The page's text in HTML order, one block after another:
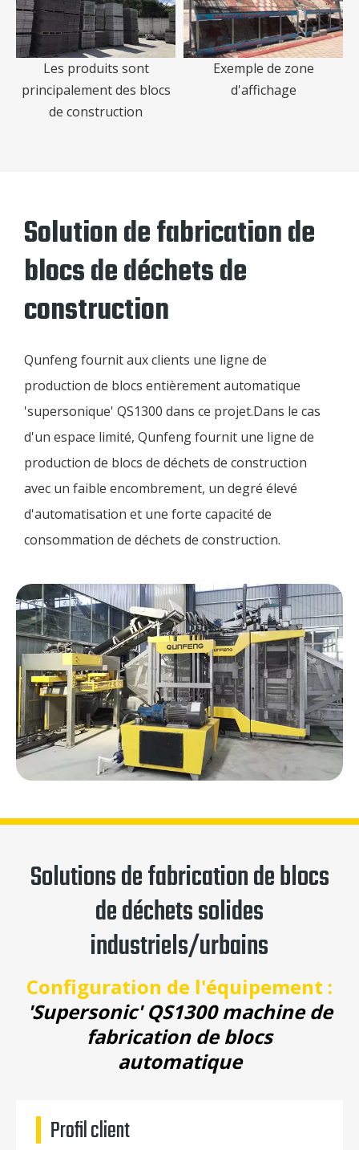
Les produits sont
principalement des blocs
de construction
Exemple de zone
d'affichage
Solution de fabrication de
blocs de déchets de
construction
Qunfeng fournit aux clients une ligne de
production de blocs entièrement automatique
'supersonique' QS1300 dans ce projet.Dans le cas
d'un espace limité, Qunfeng fournit une ligne de
production de blocs de déchets de construction
avec un faible encombrement, un degré élevé
d'automatisation et une forte capacité de
consommation de déchets de construction.
Solutions de fabrication de blocs
de déchets solides
industriels/urbains
Configuration de l'équipement :
'Supersonic' QS1300 machine de
fabrication de blocs
automatique
Profil client